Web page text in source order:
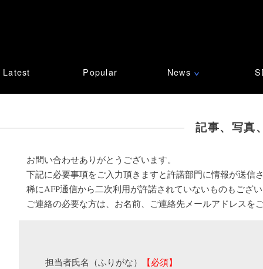
Latest Popular News ∨
記事、写真
お問い合わせありがとうございます。
下記に必要事項をご入力頂きますと許諾部門に情報が送信
稀にAFP通信から二次利用が許諾されていないものもござ
ご連絡の必要な方は、お名前、ご連絡先メールアドレスを
担当者氏名（ふりがな） 【必須】